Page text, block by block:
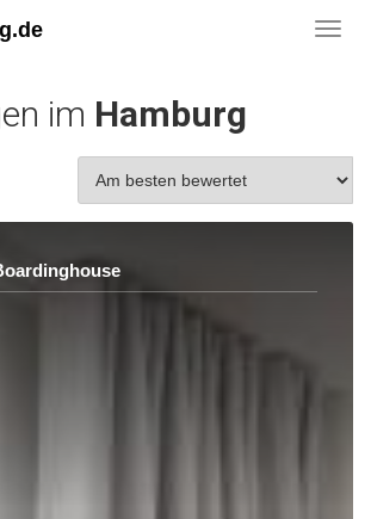
im Hamburg